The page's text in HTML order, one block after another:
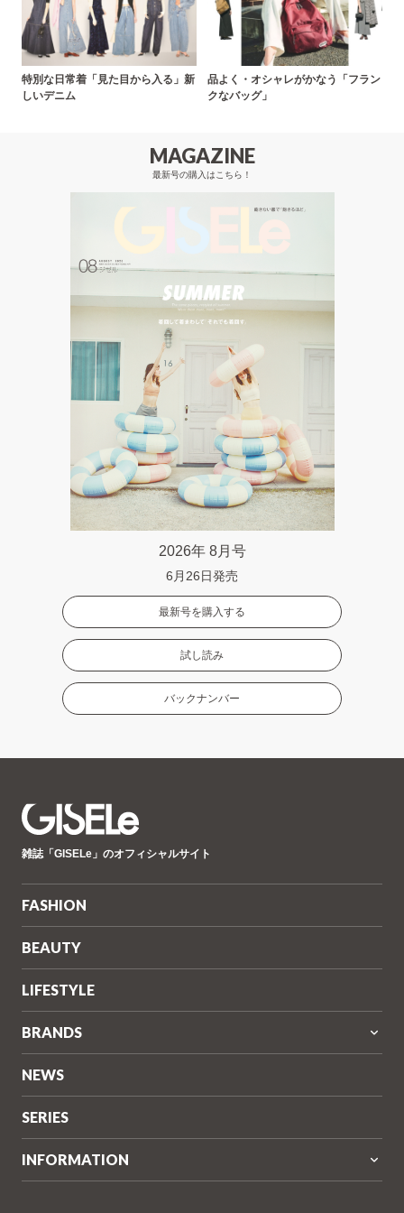
特別な日常着「見た目から入る」新
しいデニム
品よく・オシャレがかなう「フラン
クなバッグ」
MAGAZINE
最新号の購入はこちら！
2026年 8月号
6月26日発売
最新号を購入する
試し読み
バックナンバー
ゼ
雑誌「GISELe」のオフィシャルサイト
FASHION
BEAUTY
LIFESTYLE
BRANDS
NEWS
SERIES
INFORMATION